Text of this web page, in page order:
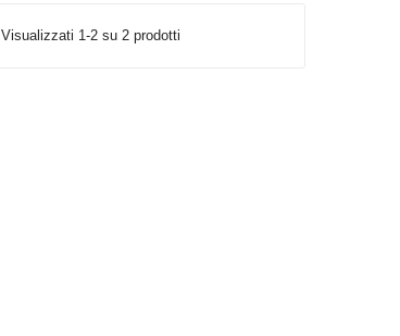
Visualizzati 1-2 su 2 prodotti